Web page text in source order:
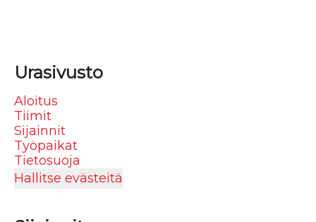
Urasivusto
Aloitus
Tiimit
Sijainnit
Työpaikat
Tietosuoja
Hallitse evästeitä